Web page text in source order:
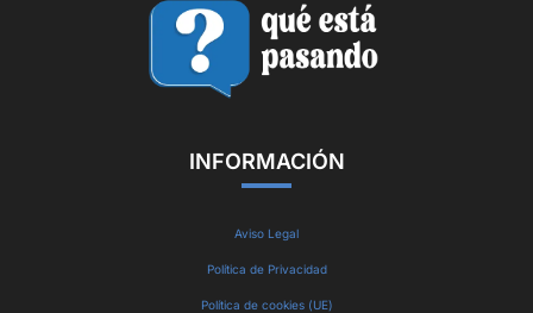
INFORMACIÓN
Aviso Legal
Política de Privacidad
Política de cookies (UE)